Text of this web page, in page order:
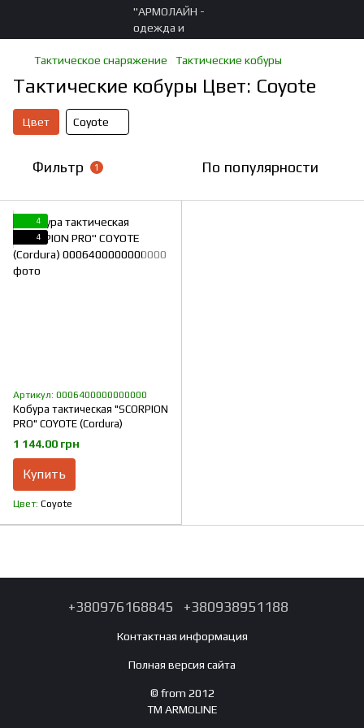
Тактическое снаряжение Тактические кобуры
Тактические кобуры Цвет: Coyote
Цвет Coyote
Фильтр 1 По популярности
4
4
Артикул: 0006400000000000
Кобура тактическая "SCORPION
PRO" COYOTE (Cordura)
1 144.00 грн
Купить
Цвет Coyote
+380976168845 +380938951188
Контактная информация
Полная версия сайта
© from 2012
TM ARMOLINE